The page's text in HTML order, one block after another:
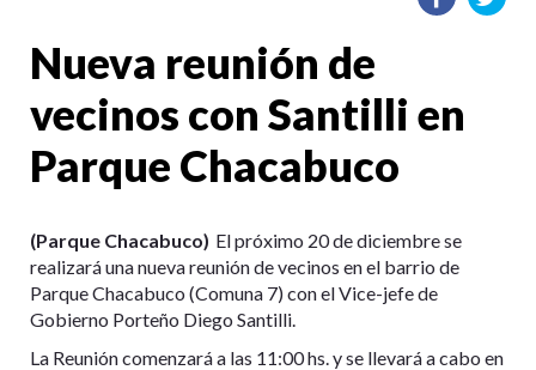
Nueva reunión de
vecinos con Santilli en
Parque Chacabuco
(Parque Chacabuco) El próximo 20 de diciembre se
realizará una nueva reunión de vecinos en el barrio de
Parque Chacabuco (Comuna 7) con el Vice-jefe de
Gobierno Porteño Diego Santilli.
La Reunión comenzará a las 11:00 hs. y se llevará a cabo en